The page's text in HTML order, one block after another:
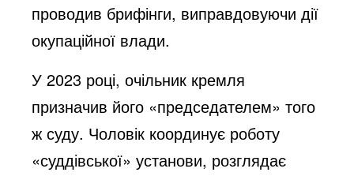
проводив брифінги, виправдовуючи дії
окупаційної влади.
У 2023 році, очільник кремля
призначив його «председателем» того
ж суду. Чоловік координує роботу
«суддівської» установи, розглядає